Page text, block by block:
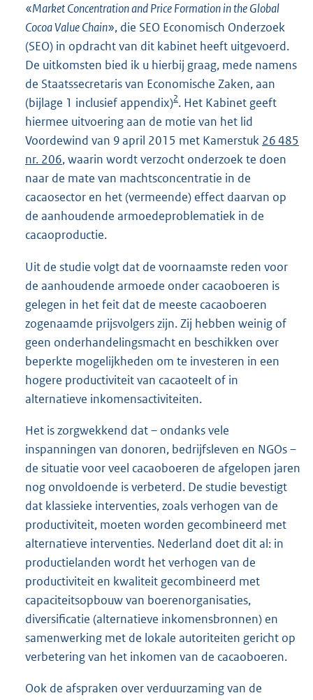
«Market Concentration and Price Formation in the Global
Cocoa Value Chain», die SEO Economisch Onderzoek
(SEO) in opdracht van dit kabinet heeft uitgevoerd.
De uitkomsten bied ik u hierbij graag, mede namens
de Staatssecretaris van Economische Zaken, aan
(bijlage 1 inclusief appendix)2. Het Kabinet geeft
hiermee uitvoering aan de motie van het lid
Voordewind van 9 april 2015 met Kamerstuk 26 485
nr. 206, waarin wordt verzocht onderzoek te doen
naar de mate van machtsconcentratie in de
cacaosector en het (vermeende) effect daarvan op
de aanhoudende armoedeproblematiek in de
cacaoproductie.
Uit de studie volgt dat de voornaamste reden voor
de aanhoudende armoede onder cacaoboeren is
gelegen in het feit dat de meeste cacaoboeren
zogenaamde prijsvolgers zijn. Zij hebben weinig of
geen onderhandelingsmacht en beschikken over
beperkte mogelijkheden om te investeren in een
hogere productiviteit van cacaoteelt of in
alternatieve inkomensactiviteiten.
Het is zorgwekkend dat – ondanks vele
inspanningen van donoren, bedrijfsleven en NGOs –
de situatie voor veel cacaoboeren de afgelopen jaren
nog onvoldoende is verbeterd. De studie bevestigt
dat klassieke interventies, zoals verhogen van de
productiviteit, moeten worden gecombineerd met
alternatieve interventies. Nederland doet dit al: in
productielanden wordt het verhogen van de
productiviteit en kwaliteit gecombineerd met
capaciteitsopbouw van boerenorganisaties,
diversificatie (alternatieve inkomensbronnen) en
samenwerking met de lokale autoriteiten gericht op
verbetering van het inkomen van de cacaoboeren.
Ook de afspraken over verduurzaming van de